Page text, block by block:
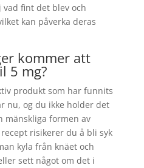
vad fint det blev och
kan påverka deras
kommer att
5 mg?
produkt som har funnits
nu, og du ikke holder det
mänskliga formen av
risikerer du å bli syk
kyla från knäet och
sett något om det i